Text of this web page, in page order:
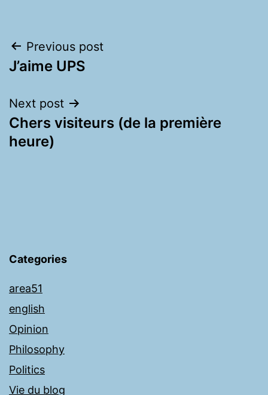
Post
navigation
Previous post
J’aime UPS
Next post
Chers visiteurs (de la première
heure)
Categories
area51
english
Opinion
Philosophy
Politics
Vie du blog